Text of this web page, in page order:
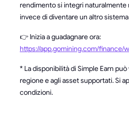
rendimento si integri naturalmente
invece di diventare un altro
👉 Inizia a guadagnare ora:
https://app.gomining.com/finance/
* La disponibilità di Simple Earn può
regione e agli asset supportati. Si
condizioni.